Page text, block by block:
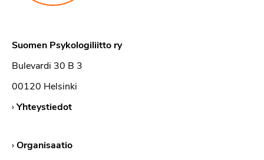
Suomen Psykologiliitto ry
Bulevardi 30 B 3
00120 Helsinki
›Yhteystiedot
›Organisaatio